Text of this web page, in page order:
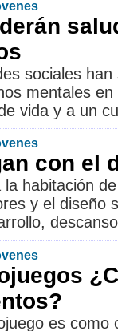
sociales
mentales
vida y a un
con el
la habitación
y el diseño
es como